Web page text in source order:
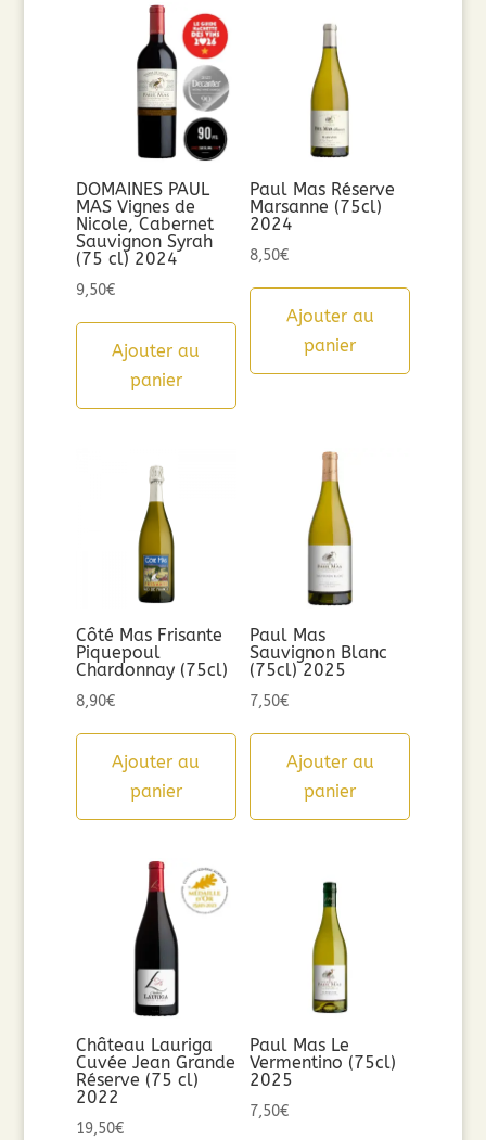
DOMAINES PAUL
MAS Vignes de
Nicole, Cabernet
Sauvignon Syrah
(75 cl) 2024
9,50€
Ajouter au
panier
Paul Mas Réserve
Marsanne (75cl)
2024
8,50€
Ajouter au
panier
Côté Mas Frisante
Piquepoul
Chardonnay (75cl)
8,90€
Ajouter au
panier
Paul Mas
Sauvignon Blanc
(75cl) 2025
7,50€
Ajouter au
panier
Château Lauriga
Cuvée Jean Grande
Réserve (75 cl)
2022
19,50€
Paul Mas Le
Vermentino (75cl)
2025
7,50€